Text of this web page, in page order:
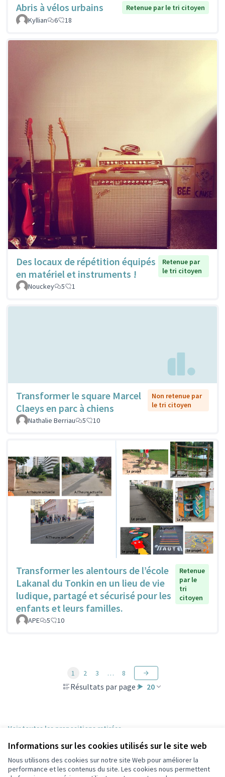
Informations sur les cookies utilisés sur le site web
Nous utilisons des cookies sur notre site Web pour améliorer la
performance et les contenus du site. Les cookies nous permettent
Abris à vélos urbains
Retenue par le tri citoyen
Kyllian
6 18
Des locaux de répétition équipés
en matériel et instruments !
Retenue par
le tri citoyen
Nouckey
5 1
Transformer le square Marcel
Claeys en parc à chiens
Non retenue par
le tri citoyen
Nathalie Berriau
5 10
Transformer les alentours de l’école
Lakanal du Tonkin en un lieu de vie
ludique, partagé et sécurisé pour les
enfants et leurs familles.
Retenue
par le
tri
citoyen
APE 5 10
Résultats par page : 20
1 2 3 … 8
Voir toutes les propositions retirées
Conditions d'utilisation
Paramètres des cookies